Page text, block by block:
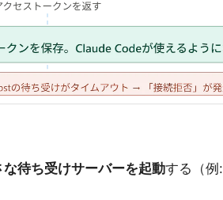
待ち受けサーバーを起動する（例: